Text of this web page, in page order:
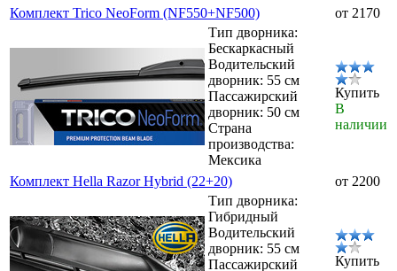
Комплект Trico NeoForm (NF550+NF500)
от 2170
Тип дворника:
Бескаркасный
Водительский
дворник: 55 см
Пассажирский
дворник: 50 см
Страна
производства:
Мексика
Купить
В
наличии
Комплект Hella Razor Hybrid (22+20)
от 2200
Тип дворника:
Гибридный
Водительский
дворник: 55 см
Пассажирский
Купить